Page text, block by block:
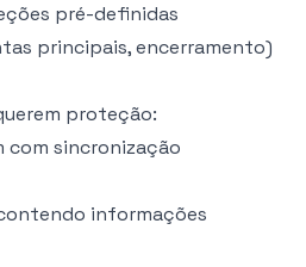
pré-definidas
principais, encerramento)
proteção:
com sincronização
informações